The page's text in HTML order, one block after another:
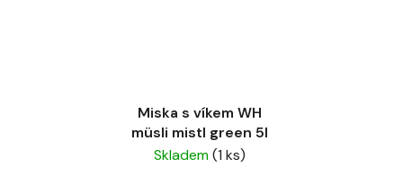
Miska s víkem WH
müsli mistl green 5l
Skladem(1 ks)